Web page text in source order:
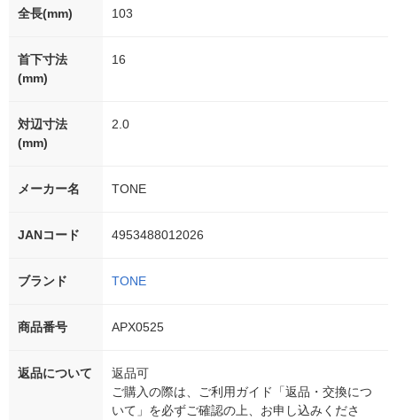
全長(mm) 103
首下寸法
(mm)
16
対辺寸法
(mm)
2.0
メーカー名 TONE
JANコード 4953488012026
ブランド TONE
商品番号 APX0525
返品について
返品可
ご購入の際は、ご利用ガイド「返品・交換につ
いて」を必ずご確認の上、お申し込みくださ